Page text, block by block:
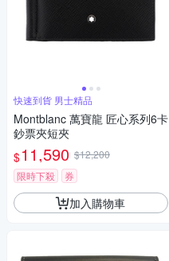
快速到貨 男士精品
Montblanc 萬寶龍 匠心系列6卡
鈔票夾短夾
$11,590 $12,200
限時下殺
券
加入購物車